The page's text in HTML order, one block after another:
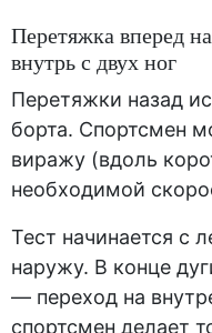
Перетяжка вперед
внутрь с двух ног
Перетяжки назад
борта. Спортсмен
виражу (вдоль
необходимой
Тест начинается с
наружу. В конце
— переход на
спортсмен делает